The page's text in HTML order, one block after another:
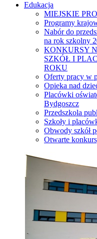
Edukacja
MIEJSKIE
Programy
Nabór do
na rok szkolny
KONKURSY
SZKÓŁ I
ROKU
Oferty pracy w
Opieka nad
Placówki
Bydgoszcz
Przedszkola
Szkoły i
Obwody szkół
Otwarte